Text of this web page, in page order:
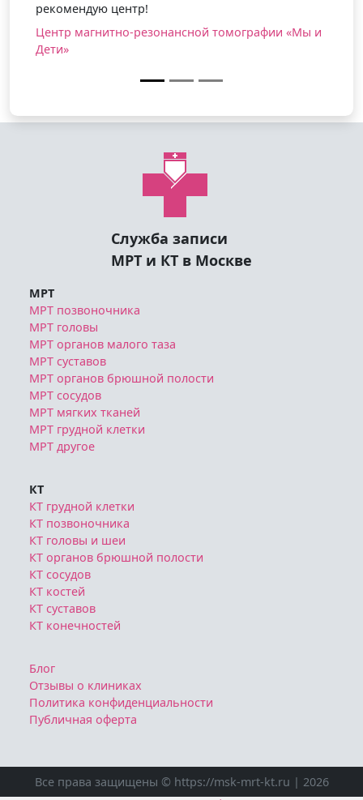
томографии «Мы и
Служба записи
МРТ и КТ в Москве
МРТ
МРТ позвоночника
МРТ головы
МРТ органов малого таза
МРТ суставов
МРТ органов брюшной полости
МРТ сосудов
МРТ мягких тканей
МРТ грудной клетки
МРТ другое
КТ
КТ грудной клетки
КТ позвоночника
КТ головы и шеи
КТ органов брюшной полости
КТ сосудов
КТ костей
КТ суставов
КТ конечностей
Блог
Отзывы о клиниках
Политика конфиденциальности
Публичная оферта
Все права защищены © https://msk-mrt-kt.ru | 2026